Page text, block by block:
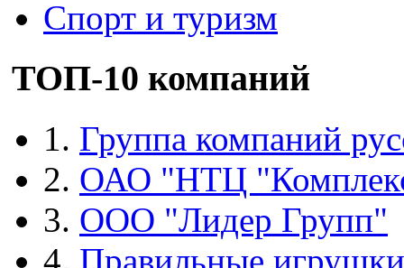
Спорт и туризм
ТОП-10 компаний
1. Группа компаний
2. ОАО "НТЦ
3. ООО "Лидер Групп"
4. Правильные игрушки